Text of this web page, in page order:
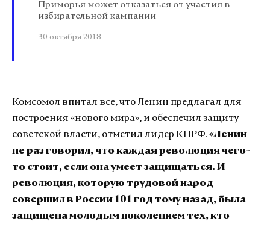
Приморья может отказаться от участия в
избирательной кампании
30 октября 2018
Комсомол впитал все, что Ленин предлагал для
построения «нового мира», и обеспечил защиту
советской власти, отметил лидер КПРФ.«Ленин
не раз говорил, что каждая революция чего-
то стоит, если она умеет защищаться. И
революция, которую трудовой народ
совершил в России 101 год тому назад, была
защищена молодым поколением тех, кто